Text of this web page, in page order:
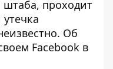
штаба, проходит
Об
Facebook в